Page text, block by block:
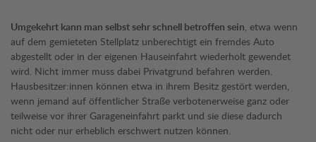
Umgekehrt kann man selbst sehr schnell betroffen sein, etwa wenn
auf dem gemieteten Stellplatz unberechtigt ein fremdes Auto
abgestellt oder in der eigenen Hauseinfahrt wiederholt gewendet
wird. Nicht immer muss dabei Privatgrund befahren werden.
Hausbesitzer:innen können etwa in ihrem Besitz gestört werden,
wenn jemand auf öffentlicher Straße ver­botenerweise ganz oder
teilweise vor ihrer Garageneinfahrt parkt und sie diese dadurch
nicht oder nur erheblich erschwert nutzen können.